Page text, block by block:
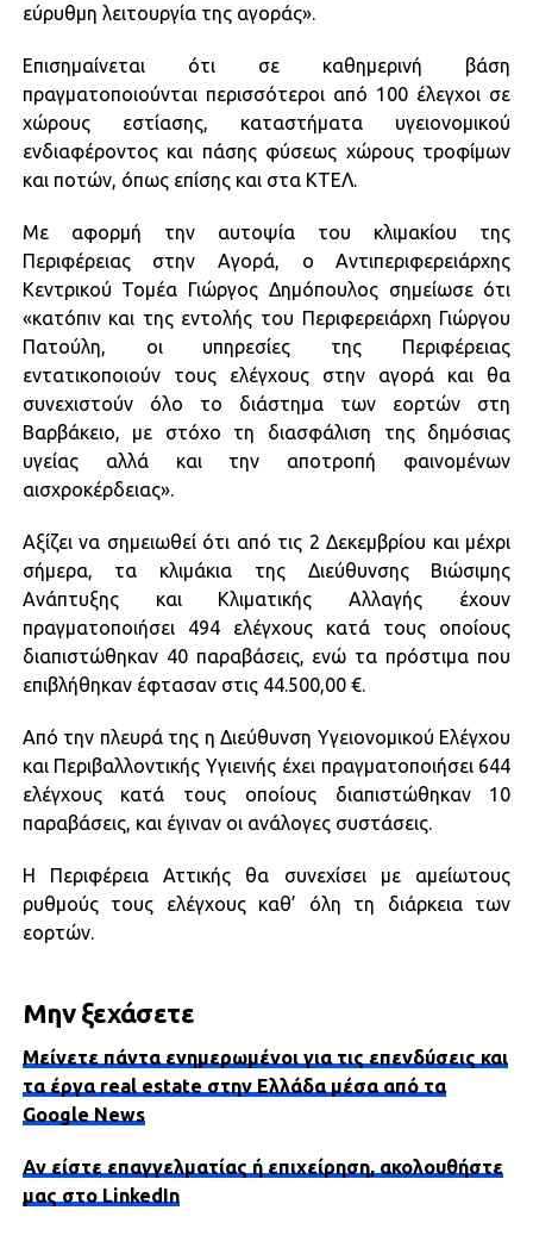
εύρυθμη λειτουργία της αγοράς».
Επισημαίνεται ότι σε καθημερινή βάση
πραγματοποιούνται περισσότεροι από 100 έλεγχοι σε
χώρους εστίασης, καταστήματα υγειονομικού
ενδιαφέροντος και πάσης φύσεως χώρους τροφίμων
και ποτών, όπως επίσης και στα ΚΤΕΛ.
Με αφορμή την αυτοψία του κλιμακίου της
Περιφέρειας στην Αγορά, ο Αντιπεριφερειάρχης
Κεντρικού Τομέα Γιώργος Δημόπουλος σημείωσε ότι
«κατόπιν και της εντολής του Περιφερειάρχη Γιώργου
Πατούλη, οι υπηρεσίες της Περιφέρειας
εντατικοποιούν τους ελέγχους στην αγορά και θα
συνεχιστούν όλο το διάστημα των εορτών στη
Βαρβάκειο, με στόχο τη διασφάλιση της δημόσιας
υγείας αλλά και την αποτροπή φαινομένων
αισχροκέρδειας».
Αξίζει να σημειωθεί ότι από τις 2 Δεκεμβρίου και μέχρι
σήμερα, τα κλιμάκια της Διεύθυνσης Βιώσιμης
Ανάπτυξης και Κλιματικής Αλλαγής έχουν
πραγματοποιήσει 494 ελέγχους κατά τους οποίους
διαπιστώθηκαν 40 παραβάσεις, ενώ τα πρόστιμα που
επιβλήθηκαν έφτασαν στις 44.500,00 €.
Από την πλευρά της η Διεύθυνση Υγειονομικού Ελέγχου
και Περιβαλλοντικής Υγιεινής έχει πραγματοποιήσει 644
ελέγχους κατά τους οποίους διαπιστώθηκαν 10
παραβάσεις, και έγιναν οι ανάλογες συστάσεις.
Η Περιφέρεια Αττικής θα συνεχίσει με αμείωτους
ρυθμούς τους ελέγχους καθ’ όλη τη διάρκεια των
εορτών.
Μην ξεχάσετε
Μείνετε πάντα ενημερωμένοι για τις επενδύσεις και
τα έργα real estate στην Ελλάδα μέσα από τα
Google News
Αν είστε επαγγελματίας ή επιχείρηση, ακολουθήστε
μας στο LinkedIn